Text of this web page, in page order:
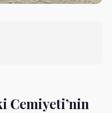
Cemiyeti’nin